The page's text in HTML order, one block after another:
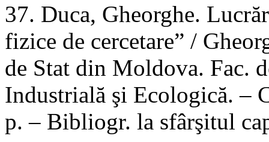
37. Duca, Gheorghe.
fizice de cercetare” /
de Stat din Moldova. Fac.
Industrială şi Ecologică. –
p. – Bibliogr. la sfârşitul